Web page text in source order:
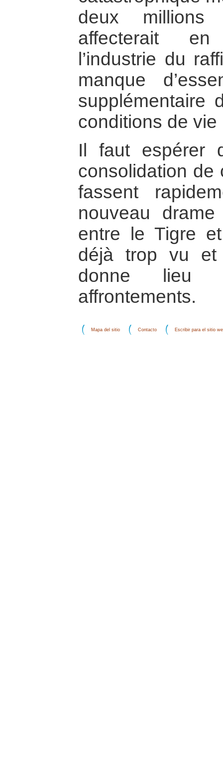
deux
affecterait
l’industrie du
manque
supplémentaire
conditions de
Il faut espérer
consolidation de
fassent
nouveau
entre le Tigre
déjà trop vu et
donne lieu
affrontements.
Mapa del sitio Contacto Escribir para el sitio